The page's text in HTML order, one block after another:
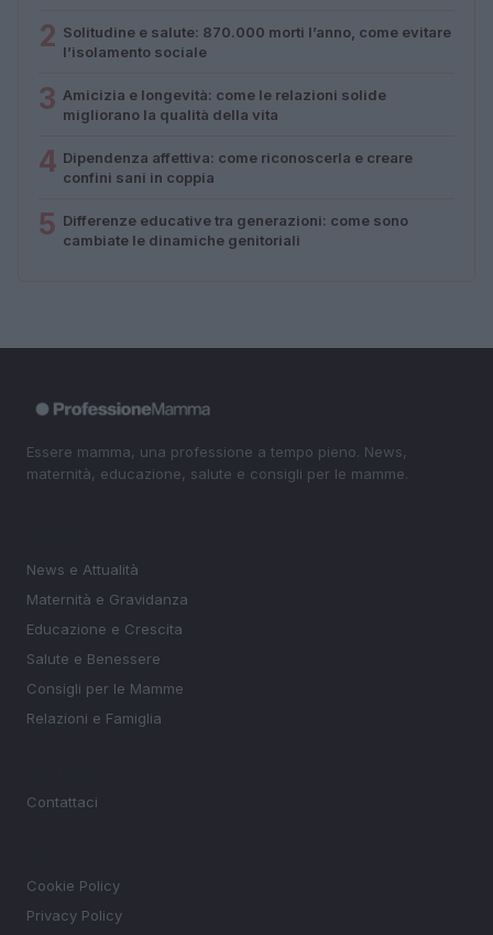
2 Solitudine e salute: 870.000 morti l’anno, come evitare
l’isolamento sociale
3 Amicizia e longevità: come le relazioni solide
migliorano la qualità della vita
4 Dipendenza affettiva: come riconoscerla e creare
confini sani in coppia
5 Differenze educative tra generazioni: come sono
cambiate le dinamiche genitoriali
Essere mamma, una professione a tempo pieno. News,
maternità, educazione, salute e consigli per le mamme.
News e Attualità
Maternità e Gravidanza
Educazione e Crescita
Salute e Benessere
Consigli per le Mamme
Relazioni e Famiglia
Contattaci
Cookie Policy
Privacy Policy